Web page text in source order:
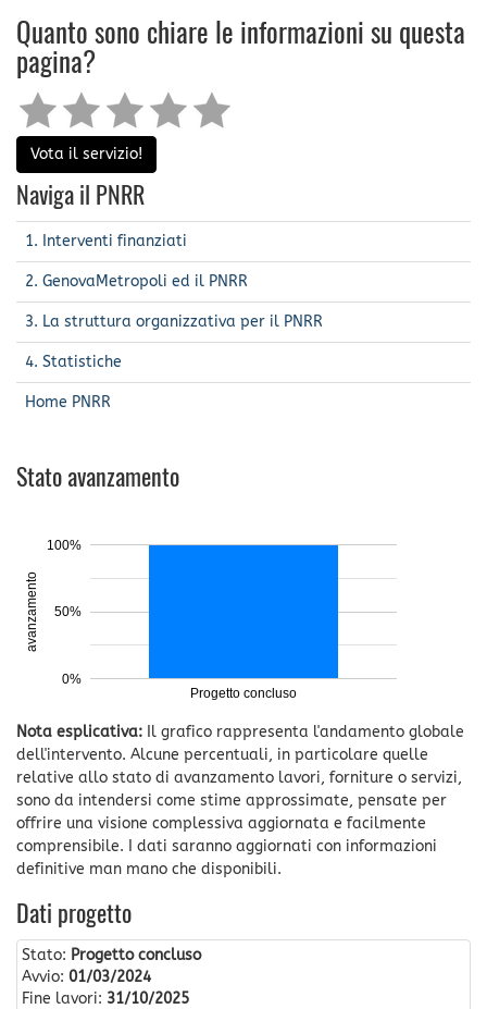
Quanto sono chiare le informazioni su questa
pagina?
Vota il servizio!
Naviga il PNRR
1. Interventi finanziati
2. GenovaMetropoli ed il PNRR
3. La struttura organizzativa per il PNRR
4. Statistiche
Home PNRR
Stato avanzamento
Progetto concluso
0%
50%
100%
avanzamento
Nota esplicativa: Il grafico rappresenta l'andamento globale
dell'intervento. Alcune percentuali, in particolare quelle
relative allo stato di avanzamento lavori, forniture o servizi,
sono da intendersi come stime approssimate, pensate per
offrire una visione complessiva aggiornata e facilmente
comprensibile. I dati saranno aggiornati con informazioni
definitive man mano che disponibili.
Dati progetto
Stato: Progetto concluso
Avvio: 01/03/2024
Fine lavori: 31/10/2025